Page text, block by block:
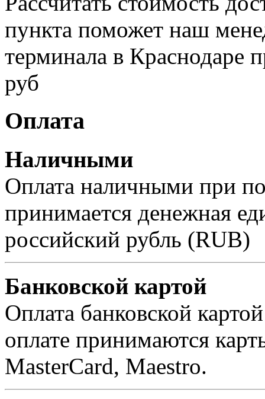
пункта поможет наш
терминала в Краснодаре
руб
Оплата
Наличными
Оплата наличными при
принимается денежная
российский рубль (RUB)
Банковской картой
Оплата банковской
оплате принимаются
MasterCard, Maestro.